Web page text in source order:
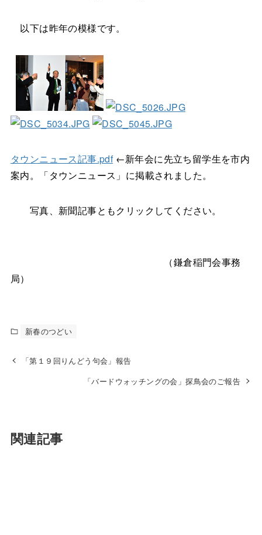
以下は昨年の模様です。
タウンニュース記事.pdf←新年会に先立ち留学生を市内
案内。「タウンニュース」に掲載されました。
写真、新聞記事ともクリックしてください。
（鎌倉稲門会事務
局）
新春のつどい
「第１９回りんどう句会」報告
「バードウォッチングの会」探鳥会のご報告
関連記事